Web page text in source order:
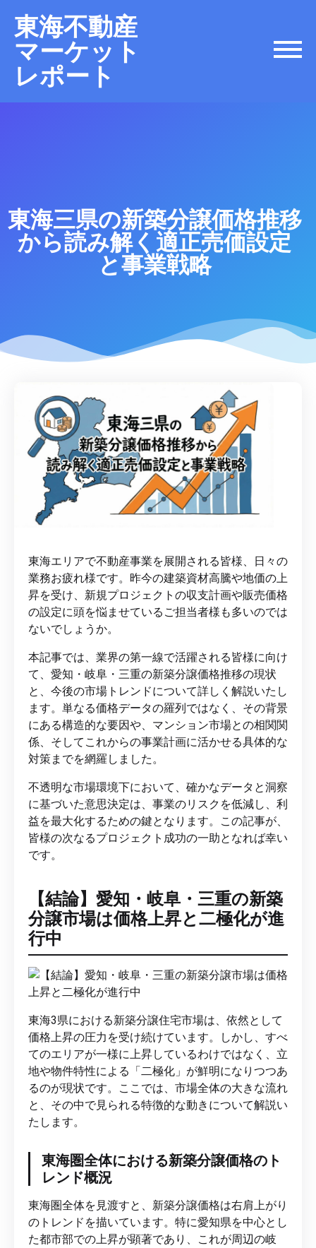
東海不動産
マーケット
レポート
東海三県の新築分譲価格推移
から読み解く適正売価設定
と事業戦略
東海エリアで不動産事業を展開される皆様、日々の
業務お疲れ様です。昨今の建築資材高騰や地価の上
昇を受け、新規プロジェクトの収支計画や販売価格
の設定に頭を悩ませているご担当者様も多いのでは
ないでしょうか。
本記事では、業界の第一線で活躍される皆様に向け
て、愛知・岐阜・三重の新築分譲価格推移の現状
と、今後の市場トレンドについて詳しく解説いたし
ます。単なる価格データの羅列ではなく、その背景
にある構造的な要因や、マンション市場との相関関
係、そしてこれからの事業計画に活かせる具体的な
対策までを網羅しました。
不透明な市場環境下において、確かなデータと洞察
に基づいた意思決定は、事業のリスクを低減し、利
益を最大化するための鍵となります。この記事が、
皆様の次なるプロジェクト成功の一助となれば幸い
です。
【結論】愛知・岐阜・三重の新築
分譲市場は価格上昇と二極化が進
行中
東海3県における新築分譲住宅市場は、依然として
価格上昇の圧力を受け続けています。しかし、すべ
てのエリアが一様に上昇しているわけではなく、立
地や物件特性による「二極化」が鮮明になりつつあ
るのが現状です。ここでは、市場全体の大きな流れ
と、その中で見られる特徴的な動きについて解説い
たします。
東海圏全体における新築分譲価格のト
レンド概況
東海圏全体を見渡すと、新築分譲価格は右肩上がり
のトレンドを描いています。特に愛知県を中心とし
た都市部での上昇が顕著であり、これが周辺の岐